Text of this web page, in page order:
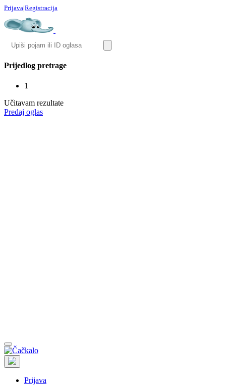
Prijava|Registracija
Prijedlog pretrage
1
Učitavam rezultate
Predaj oglas
Prijava